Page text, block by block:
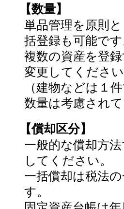
【数量】
単品管理を原則
括登録も可能です
複数の資産を登
変更してください
（建物などは１
数量は考慮されて
【償却区分】
一般的な償却方
してください。
一括償却は税法
す。